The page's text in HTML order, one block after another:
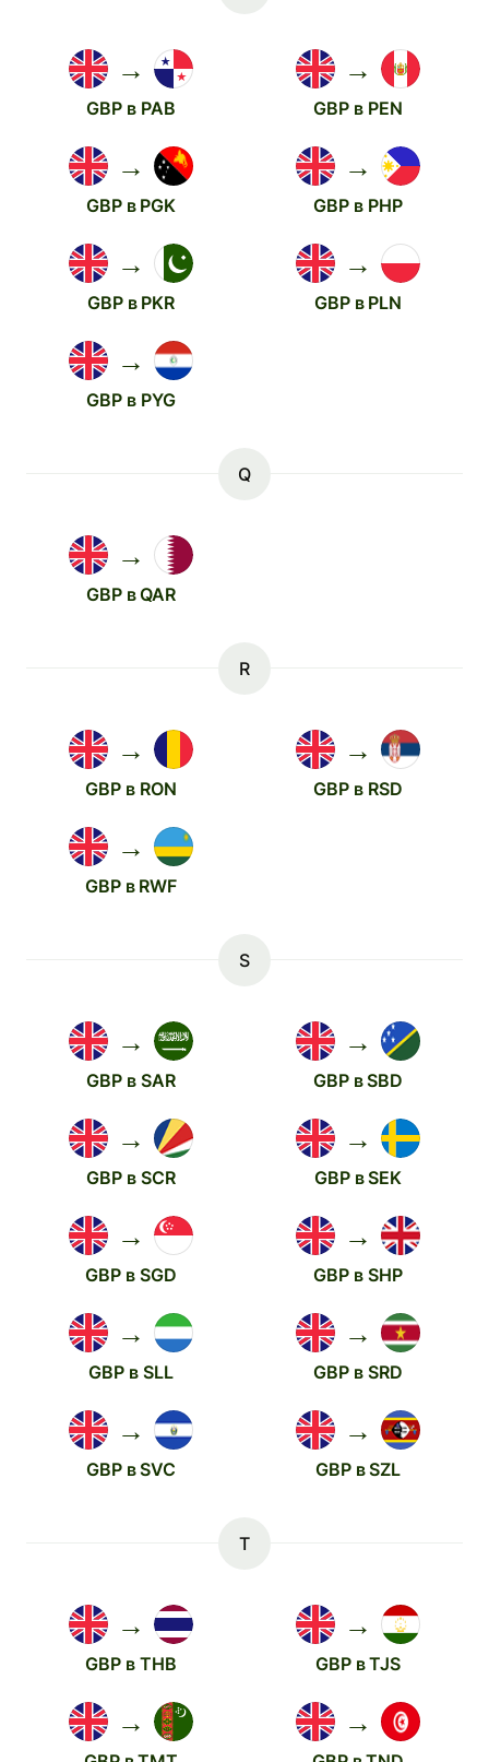
→
GBP в PAB
→
GBP в PEN
→
GBP в PGK
→
GBP в PHP
→
GBP в PKR
→
GBP в PLN
→
GBP в PYG
Q
→
GBP в QAR
R
→
GBP в RON
→
GBP в RSD
→
GBP в RWF
S
→
GBP в SAR
→
GBP в SBD
→
GBP в SCR
→
GBP в SEK
→
GBP в SGD
→
GBP в SHP
→
GBP в SLL
→
GBP в SRD
→
GBP в SVC
→
GBP в SZL
T
→
GBP в THB
→
GBP в TJS
→ →